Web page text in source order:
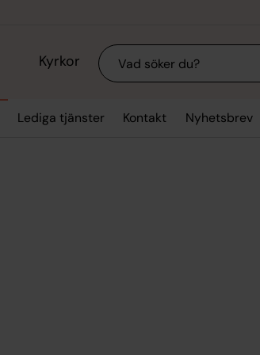
Kyrkor Sök
Lediga tjänster Kontakt Nyhetsbrev